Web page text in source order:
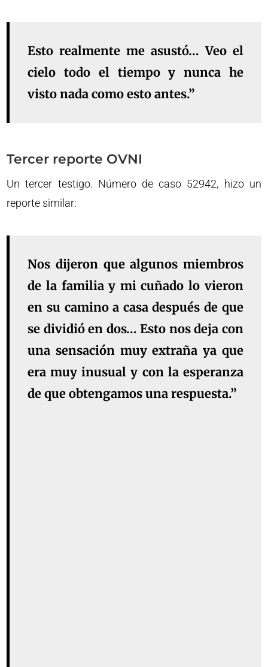
Esto realmente me asustó… Veo el
cielo todo el tiempo y nunca he
visto nada como esto antes.”
Tercer reporte OVNI
Un tercer testigo. Número de caso 52942, hizo un
reporte similar:
Nos dijeron que algunos miembros
de la familia y mi cuñado lo vieron
en su camino a casa después de que
se dividió en dos… Esto nos deja con
una sensación muy extraña ya que
era muy inusual y con la esperanza
de que obtengamos una respuesta.”